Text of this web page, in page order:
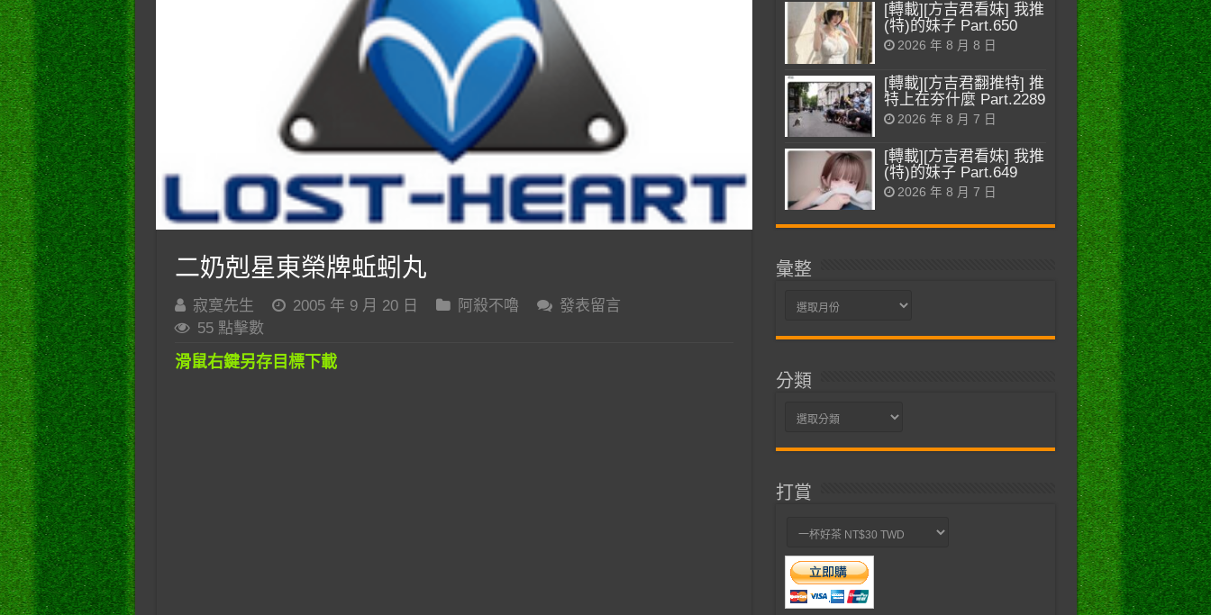
二奶剋星東榮牌蚯蚓丸
寂寞先生 2005 年 9 月 20 日 阿殺不嚕
發表留言
55 點擊數
滑鼠右鍵另存目標下載
[轉載][方吉君看妹] 我推
(特)的妹子 Part.650
2026 年 8 月 8 日
[轉載][方吉君翻推特] 推
特上在夯什麼 Part.2289
2026 年 8 月 7 日
[轉載][方吉君看妹] 我推
(特)的妹子 Part.649
2026 年 8 月 7 日
彙整
彙
分類
分
打賞